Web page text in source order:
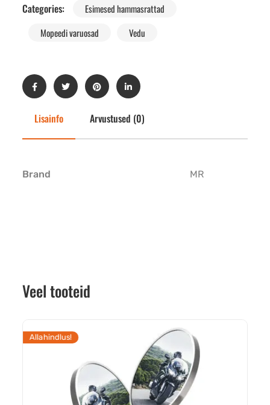
Categories:
Esimesed hammasrattad
Mopeedi varuosad
Vedu
Lisainfo Arvustused (0)
Brand MR
Veel tooteid
Allahindlus!